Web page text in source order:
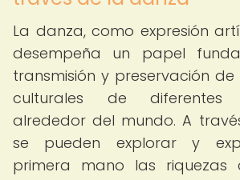
La danza, como expresión
desempeña un papel
transmisión y preservación
culturales de diferentes
alrededor del mundo. A
se pueden explorar y
primera mano las riquezas